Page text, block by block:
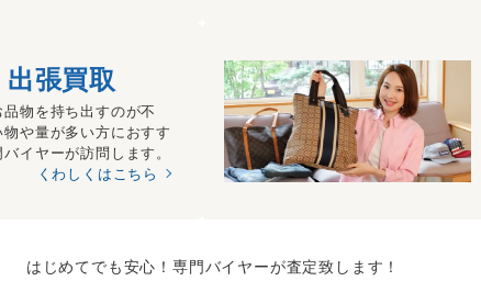
出張買取
品物を持ち出すのが不
物や量が多い方におすす
イヤーが訪問します。
くわしくはこちら
はじめてでも安心！専門バイヤーが査定致します！